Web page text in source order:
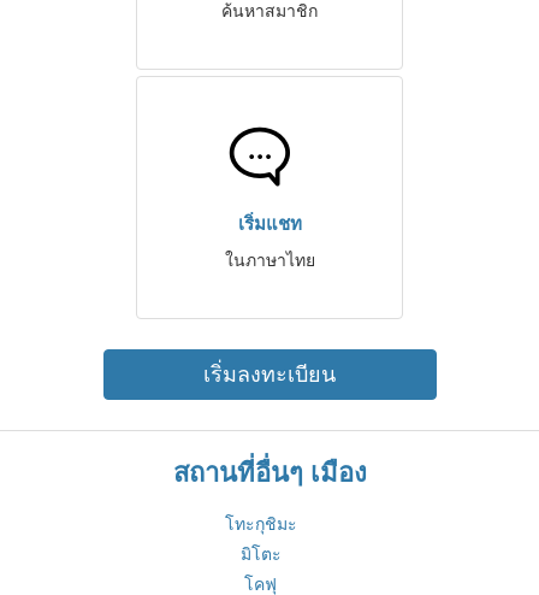
ค้นหาสมาชิก
เริ่มแชท
ในภาษาไทย
เริ่มลงทะเบียน
สถานที่อื่นๆ เมือง
โทะกุชิมะ
มิโตะ
โคฟุ